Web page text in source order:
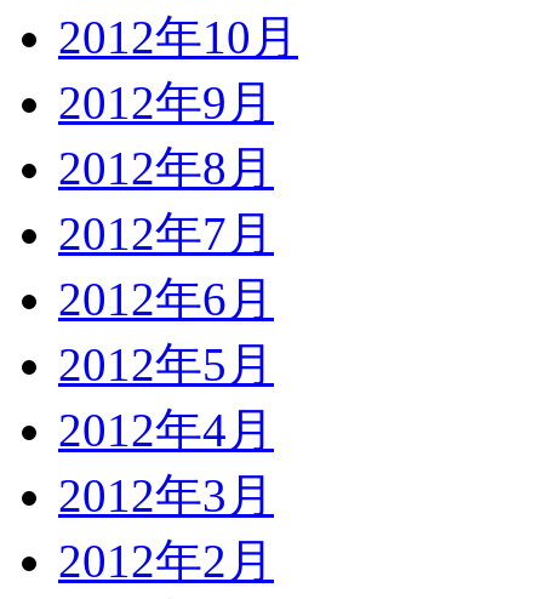
2012年10月
2012年9月
2012年8月
2012年7月
2012年6月
2012年5月
2012年4月
2012年3月
2012年2月